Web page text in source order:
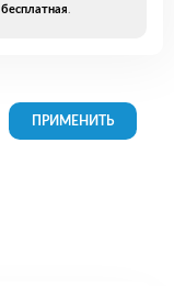
бесплатная.